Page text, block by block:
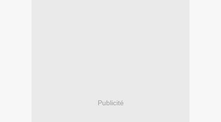
Publicité